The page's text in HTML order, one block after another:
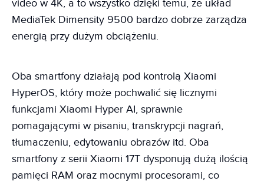
video w 4K, a to wszystko dzięki temu, że układ
MediaTek Dimensity 9500 bardzo dobrze zarządza
energią przy dużym obciążeniu.
Oba smartfony działają pod kontrolą Xiaomi
HyperOS, który może pochwalić się licznymi
funkcjami Xiaomi Hyper AI, sprawnie
pomagającymi w pisaniu, transkrypcji nagrań,
tłumaczeniu, edytowaniu obrazów itd. Oba
smartfony z serii Xiaomi 17T dysponują dużą ilością
pamięci RAM oraz mocnymi procesorami, co